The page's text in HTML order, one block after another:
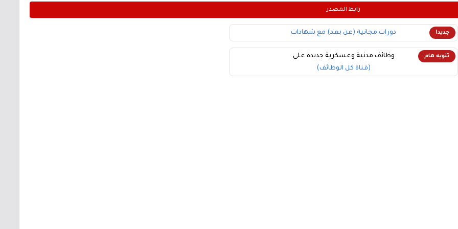
رابط المصدر
جديد! دورات مجانية (عن بعد) مع شهادات
تنويه هام
وظائف مدنية وعسكرية جديدة على
(قناة كل الوظائف)